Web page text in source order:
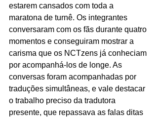
estarem cansados com toda a
maratona de turnê. Os integrantes
conversaram com os fãs durante quatro
momentos e conseguiram mostrar a
carisma que os NCTzens já conheciam
por acompanhá-los de longe. As
conversas foram acompanhadas por
traduções simultâneas, e vale destacar
o trabalho preciso da tradutora
presente, que repassava as falas ditas